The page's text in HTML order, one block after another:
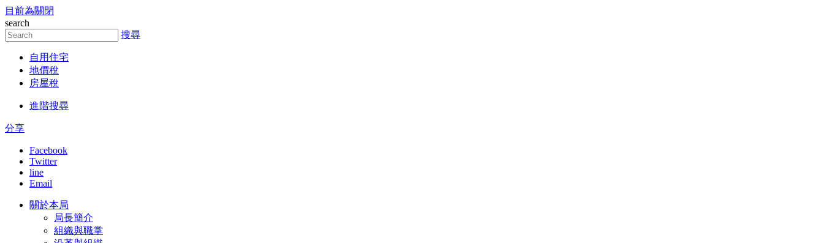
跳到主要內容區塊
目前為關閉
search
搜尋
自用住宅
地價稅
房屋稅
進階搜尋
分享
Facebook
Twitter
line
Email
關於本局
局長簡介
組織與職掌